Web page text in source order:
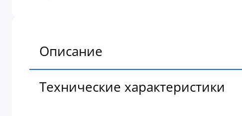
Описание
Технические характеристики